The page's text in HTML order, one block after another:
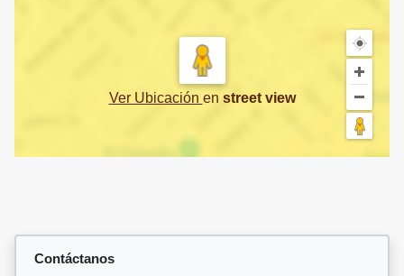
Ver Ubicación en street view
Contáctanos